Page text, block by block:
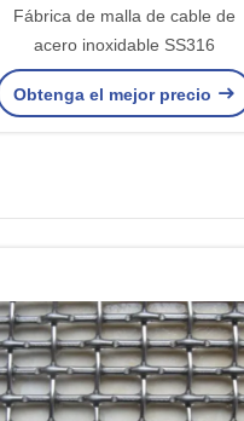
Fábrica de malla de cable de
acero inoxidable SS316
Obtenga el mejor precio